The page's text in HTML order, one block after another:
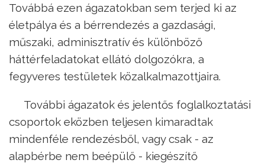
Továbbá ezen ágazatokban sem terjed ki az
életpálya és a bérrendezés a gazdasági,
műszaki, adminisztratív és különböző
háttérfeladatokat ellátó dolgozókra, a
fegyveres testületek közalkalmazottjaira.
További ágazatok és jelentős foglalkoztatási
csoportok eközben teljesen kimaradtak
mindenféle rendezésből, vagy csak - az
alapbérbe nem beépülő - kiegészítő